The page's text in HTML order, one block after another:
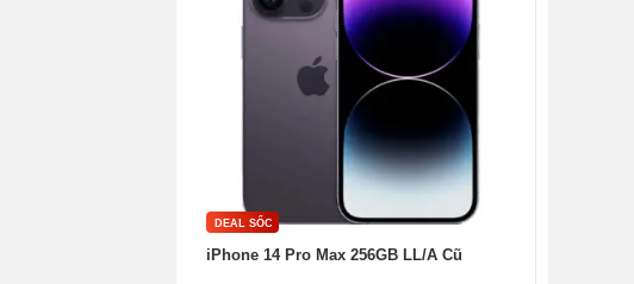
DEAL SỐC
iPhone 14 Pro Max 256GB LL/A Cũ